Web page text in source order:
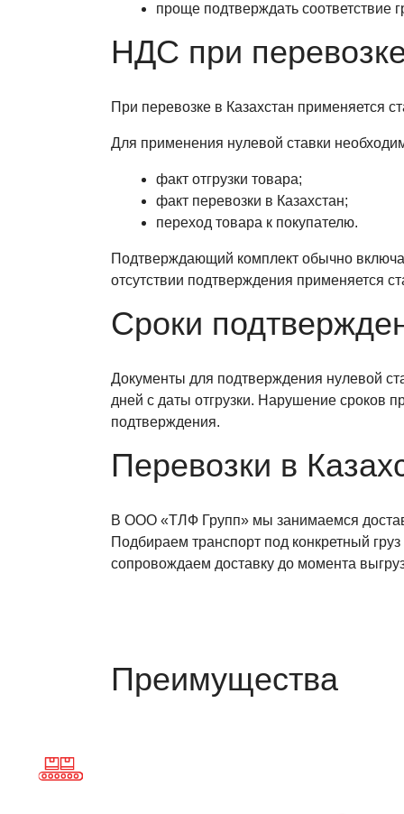
проще подтверждать соответствие
НДС при
При перевозке в Казахстан применяется
Для применения нулевой ставки
факт отгрузки товара;
факт перевозки в Казахстан;
переход товара к покупателю.
Подтверждающий комплект обычно
отсутствии подтверждения применяется
Сроки
Документы для подтверждения нулевой
дней с даты отгрузки. Нарушение сроков
подтверждения.
Перевозки в
В ООО «ТЛФ Групп» мы занимаемся
Подбираем транспорт под конкретный
сопровождаем доставку до момента
Преимущества